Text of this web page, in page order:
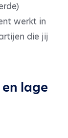
werkt in
die jij
lage